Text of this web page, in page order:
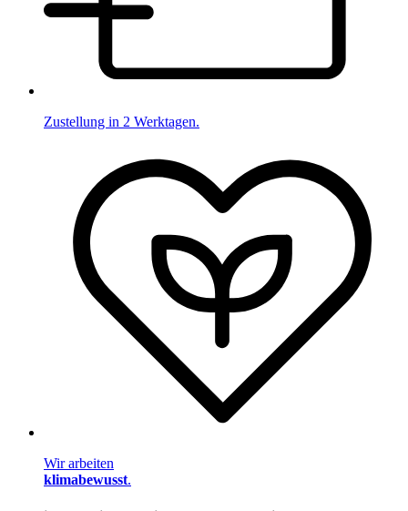
Zustellung in 2 Werktagen.
Wir arbeiten
klimabewusst.